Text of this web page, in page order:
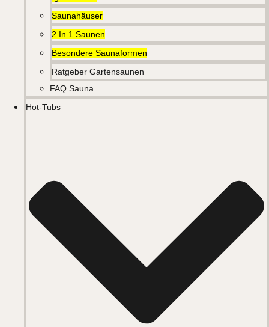
Saunahäuser
2 In 1 Saunen
Besondere Saunaformen
Ratgeber Gartensaunen
FAQ Sauna
Hot-Tubs